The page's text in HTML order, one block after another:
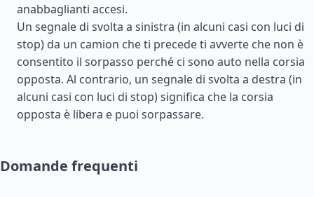
anabbaglianti accesi.
Un segnale di svolta a sinistra (in alcuni casi con luci di
stop) da un camion che ti precede ti avverte che non è
consentito il sorpasso perché ci sono auto nella corsia
opposta. Al contrario, un segnale di svolta a destra (in
alcuni casi con luci di stop) significa che la corsia
opposta è libera e puoi sorpassare.
Domande frequenti